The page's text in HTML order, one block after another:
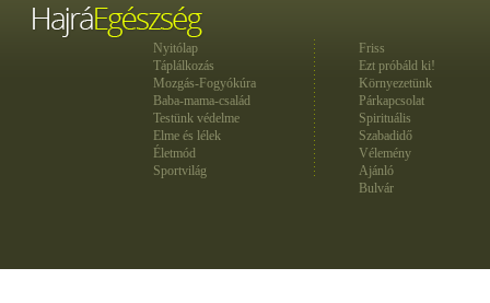
Nyitólap
Táplálkozás
Mozgás-Fogyókúra
Baba-mama-család
Testünk védelme
Elme és lélek
Életmód
Sportvilág
Friss
Ezt próbáld ki!
Környezetünk
Párkapcsolat
Spirituális
Szabadidő
Vélemény
Ajánló
Bulvár